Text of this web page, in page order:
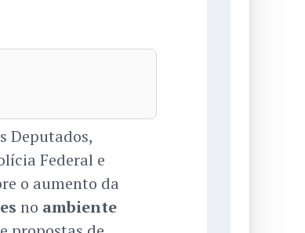
Deputados,
Federal e
o aumento da
no ambiente